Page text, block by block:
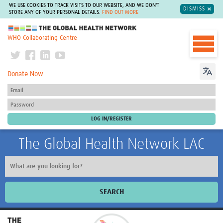
WE USE COOKIES TO TRACK VISITS TO OUR WEBSITE, AND WE DON'T
STORE ANY OF YOUR PERSONAL DETAILS.
FIND OUT MORE
DISMISS
The Global Health Network
WHO Collaborating Centre
Donate Now
The Global Health Network LAC
SEARCH
Inicio